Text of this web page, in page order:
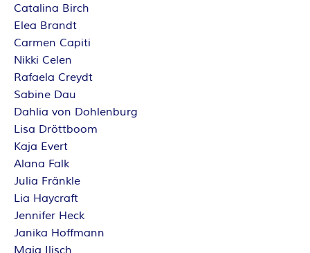
Catalina Birch
Elea Brandt
Carmen Capiti
Nikki Celen
Rafaela Creydt
Sabine Dau
Dahlia von Dohlenburg
Lisa Dröttboom
Kaja Evert
Alana Falk
Julia Fränkle
Lia Haycraft
Jennifer Heck
Janika Hoffmann
Maja Ilisch